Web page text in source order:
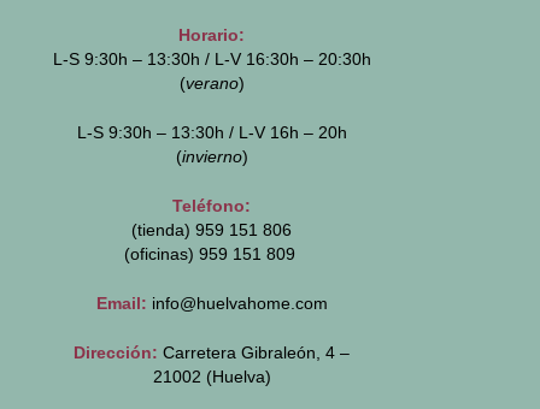
Horario:
L-S 9:30h – 13:30h / L-V 16:30h – 20:30h
(verano)
L-S 9:30h – 13:30h / L-V 16h – 20h
(invierno)
Teléfono:
(tienda) 959 151 806
(oficinas) 959 151 809
Email: info@huelvahome.com
Dirección: Carretera Gibraleón, 4 –
21002 (Huelva)